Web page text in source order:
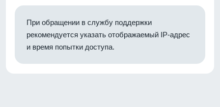
При обращении в службу поддержки
рекомендуется указать отображаемый IP-адрес
и время попытки доступа.